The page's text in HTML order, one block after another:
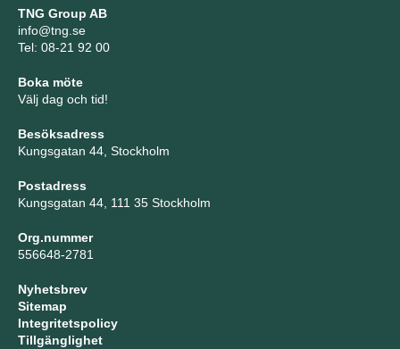
TNG Group AB
info@tng.se
Tel: 08-21 92 00
Boka möte
Välj dag och tid!
Besöksadress
Kungsgatan 44, Stockholm
Postadress
Kungsgatan 44, 111 35 Stockholm
Org.nummer
556648-2781
Nyhetsbrev
Sitemap
Integritetspolicy
Tillgänglighet